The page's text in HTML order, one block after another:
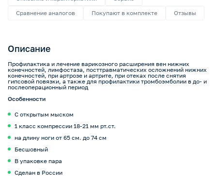
Сравнение аналогов
Покупают в комплекте Отзывы
Описание
Профилактика и лечение варикозного расширения вен нижних
конечностей, лимфостаза, посттравматических осложнений нижних
конечностей, при артрозе и артрите, при отеках после снятия
гипсовой повязки, а также для профилактики тромбоэмболии в до- и
послеоперационный период
Особенности
С открытым мыском
1 класс компрессии 18-21 мм рт.ст.
на длину ноги от 65 см. до 74 см
Бесшовный
В упаковке пара
Сделан в России